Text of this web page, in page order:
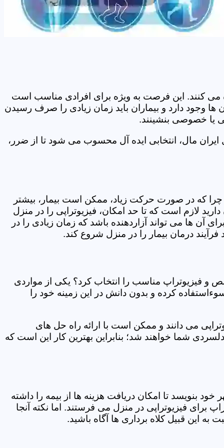
می کنند. این فرصت به ویژه برای افرادی مناسب است
وجود دارد و بیماران باید زمان زیادی را صرف رسیدن
یا خصوصی بنشینند.
مال، انتخابی ایده آل محسوب می شود تا از ضرر،
چرا که در صورت حرکت زیاد، ممکن است بیمار، بیشتر
لازم است که تا حد امکان، فیزیوتراپی را در منزل
آن ها می تواند آزاردهنده باشد که زمان زیادی را در
درمان بیمار را در منزل شروع کند.
و فیزیوتراپ مناسب را انتخاب کرد؟ یکی از مواردی
کرده و بدون دانش در این زمینه خود را
می دانند و ممکن است با ارائه راه حل های
شما خواهند شد؛ بنابراین بهترین کار این است که
خود بنویسد تا امکان دریافت هزینه ها از بیمه را داشته
فیزیوتراپی در منزل می فرستند. اما نکته آنجا
این قبیل کلاه برداری ها آگاه باشید.